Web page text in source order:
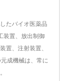
たバイオ医薬品
装置、放出制御
置、注射装置、
成機械は、常に